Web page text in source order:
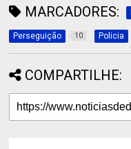
MARCADORES:
Perseguição 10 Policia
COMPARTILHE: